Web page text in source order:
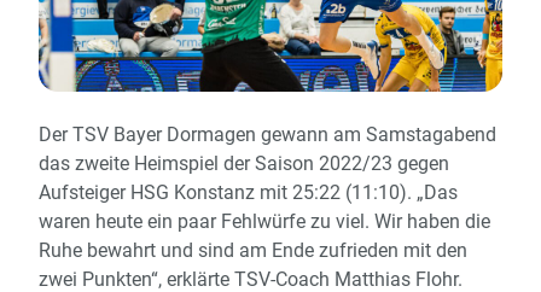
Der TSV Bayer Dormagen gewann am Samstagabend
das zweite Heimspiel der Saison 2022/23 gegen
Aufsteiger HSG Konstanz mit 25:22 (11:10). „Das
waren heute ein paar Fehlwürfe zu viel. Wir haben die
Ruhe bewahrt und sind am Ende zufrieden mit den
zwei Punkten“, erklärte TSV-Coach Matthias Flohr.